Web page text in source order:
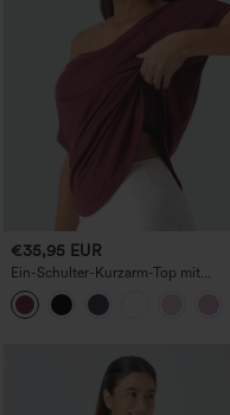
€35,95 EUR
Ein-Schulter-Kurzarm-Top mit
geschwungenem Saum, High-Low-
Design, schnelltrocknend –
Yoga-/Sporttop mit integriertem BH